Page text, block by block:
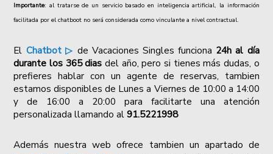
Importante: al tratarse de un servicio basado en inteligencia artificial, la información
facilitada por el chatboot no será considerada como vinculante a nivel contractual.
El Chatbot ▷ de Vacaciones Singles funciona 24h al día
durante los 365 dias del año, pero si tienes más dudas, o
prefieres hablar con un agente de reservas, tambien
estamos disponibles de Lunes a Viernes de 10:00 a 14:00
y de 16:00 a 20:00 para facilitarte una atención
personalizada llamando al91.5221998
Además nuestra web ofrece tambien un apartado de